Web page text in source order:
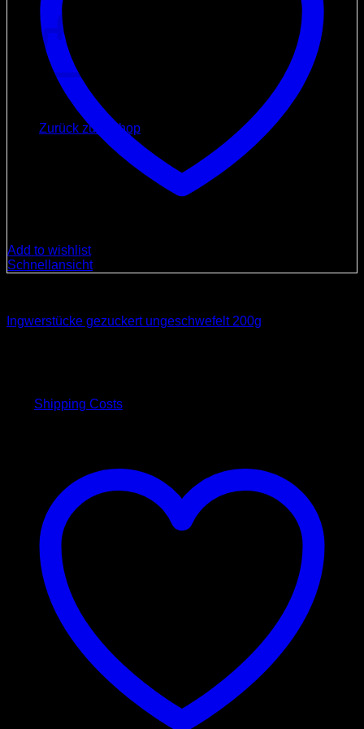
Warenkorb
Es befinden sich keine Produkte im Warenkorb.
Zurück zum Shop
Add to wishlist
Schnellansicht
Ingwerstücke gezuckert ungeschwefelt 200g
Shipping Costs